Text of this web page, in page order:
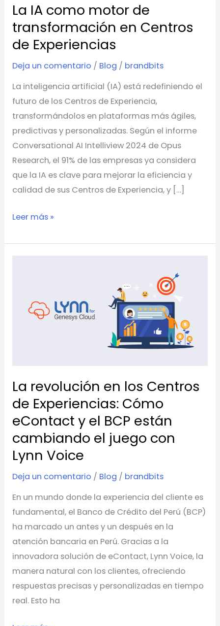
La IA como motor de
transformación en Centros
de Experiencias
Deja un comentario / Blog / brandbits
La inteligencia artificial (IA) está redefiniendo el
futuro de los Centros de Experiencia,
transformándolos en plataformas más ágiles,
predictivas y personalizadas. Según el informe
Conversational AI Intelliview 2024 de Opus
Research, el 91% de las empresas ya considera
que la IA es clave para mejorar la eficiencia y
calidad de sus Centros de Experiencia, y […]
Centros
de
Experiencias
Leer más »
La revolución en los Centros
de Experiencias: Cómo
eContact y el BCP están
cambiando el juego con
Lynn Voice
Deja un comentario / Blog / brandbits
En un mundo donde la experiencia del cliente es
fundamental, el Banco de Crédito del Perú (BCP)
ha marcado un antes y un después en la
atención bancaria en Perú. Gracias a la
innovadora solución de eContact, Lynn Voice, la
manera natural con los clientes, ofreciendo
respuestas precisas y personalizadas en tiempo
real. Esto ha
Centros
eContact
el
BCP
están
cambiando
juego
con
Lynn
Voice